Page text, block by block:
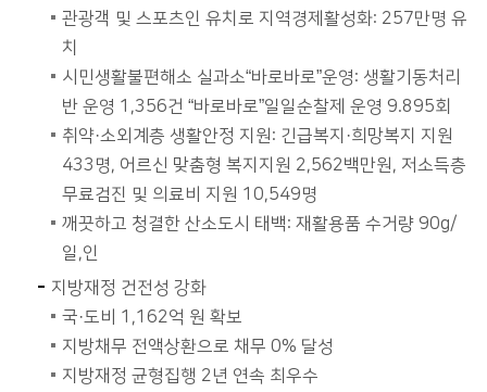
관광객 및 스포츠인 유치로 지역경제활성화: 257만명 유
치
시민생활불편해소 실과소“바로바로”운영: 생활기동처리
반 운영 1,356건 “바로바로”일일순찰제 운영 9.895회
취약·소외계층 생활안정 지원: 긴급복지·희망복지 지원
433명, 어르신 맞춤형 복지지원 2,562백만원, 저소득층
무료검진 및 의료비 지원 10,549명
깨끗하고 청결한 산소도시 태백: 재활용품 수거량 90g/
일,인
지방재정 건전성 강화
국·도비 1,162억 원 확보
지방채무 전액상환으로 채무 0% 달성
지방재정 균형집행 2년 연속 최우수